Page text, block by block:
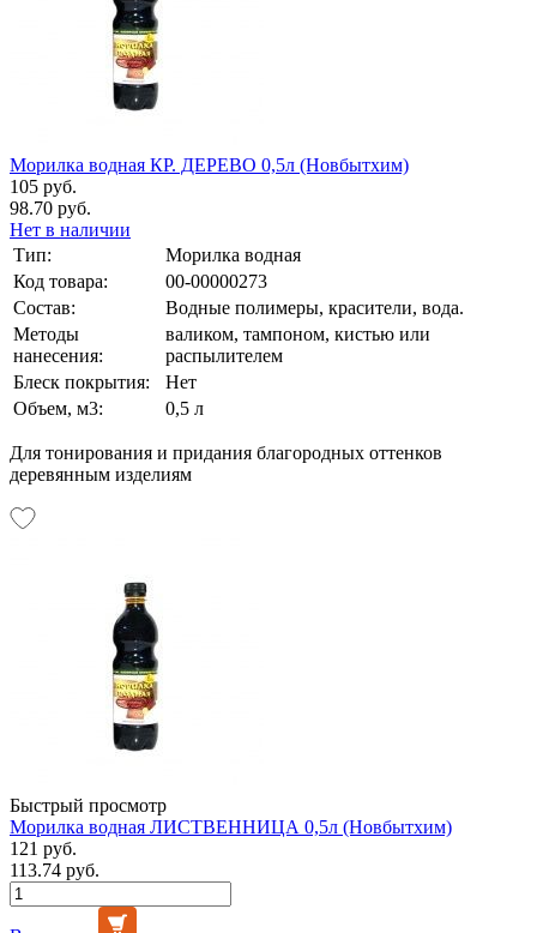
Морилка водная КР. ДЕРЕВО 0,5л (Новбытхим)
105 руб.
98.70 руб.
Нет в наличии
Тип:
Морилка водная
Код товара:
00-00000273
Состав:
Водные полимеры, красители, вода.
Методы
нанесения:
валиком, тампоном, кистью или
распылителем
Блеск покрытия:
Нет
Объем, м3:
0,5 л
Для тонирования и придания благородных оттенков
деревянным изделиям
Быстрый просмотр
Морилка водная ЛИСТВЕННИЦА 0,5л (Новбытхим)
121 руб.
113.74 руб.